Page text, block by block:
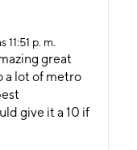
11:51 p. m.
great
a lot of metro
give it a 10 if